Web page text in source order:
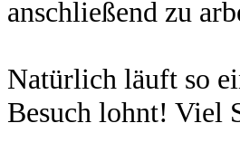
anschließend zu
Natürlich läuft so
Besuch lohnt! Viel